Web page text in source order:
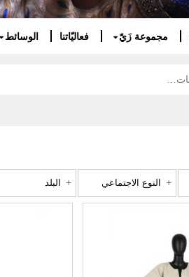
مجموعة زَيّ فعاليّاتنا الوسائط
النوع الاجتماعي البلد